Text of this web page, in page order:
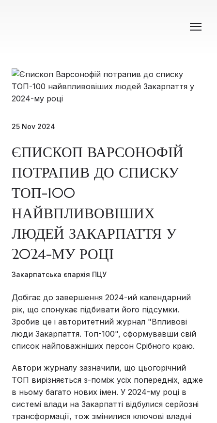
25 Nov 2024
ЄПИСКОП ВАРСОНОФІЙ
ПОТРАПИВ ДО СПИСКУ
ТОП-100
НАЙВПЛИВОВІШИХ
ЛЮДЕЙ ЗАКАРПАТТЯ У
2024-МУ РОЦІ
Закарпатська єпархія ПЦУ
Добігає до завершення 2024-ий календарний
рік, що спонукає підбивати його підсумки.
Зробив це і авторитетний журнал "Впливові
люди Закарпаття. Топ-100", сформувавши свій
список найповажніших персон Срібного краю.
Автори журналу зазначили, що цьогорічний
ТОП вирізняється з-поміж усіх попередніх, адже
в ньому багато нових імен. У 2024-му році в
системі влади на Закарпатті відбулися серйозні
трансформації, тож змінилися ключові владні